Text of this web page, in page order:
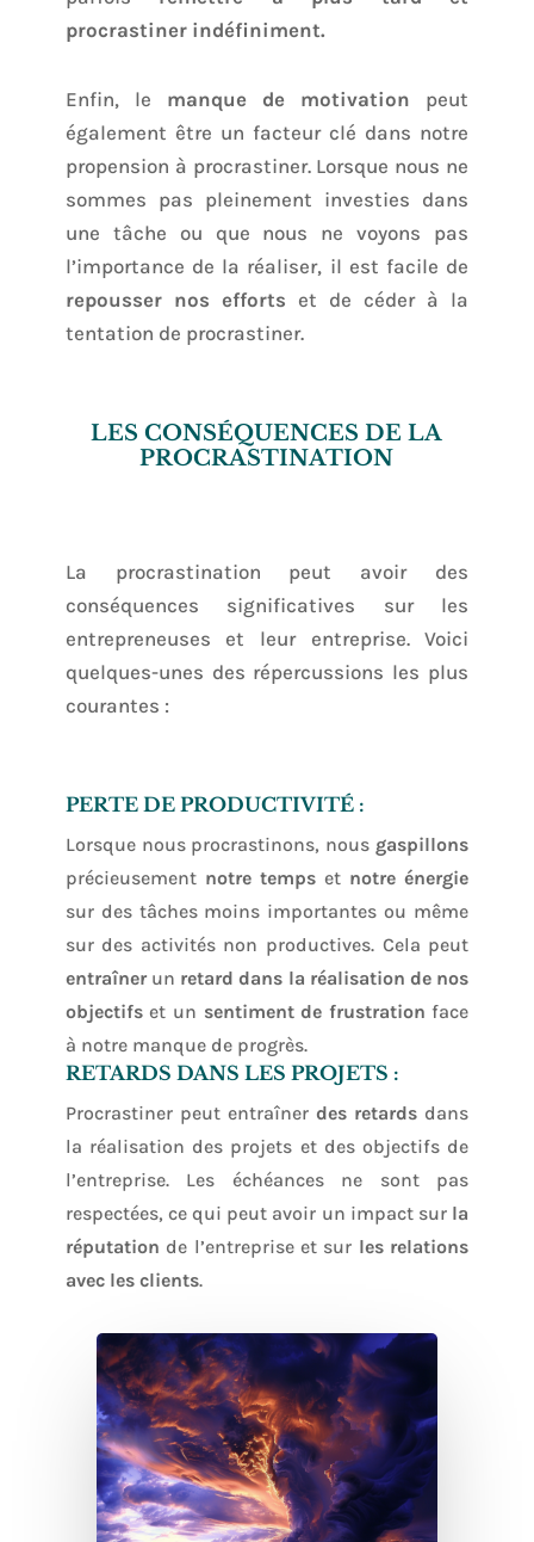
procrastiner indéfiniment.
Enfin, le manque de motivation peut
également être un facteur clé dans notre
propension à procrastiner. Lorsque nous ne
sommes pas pleinement investies dans
une tâche ou que nous ne voyons pas
l’importance de la réaliser, il est facile de
repousser nos efforts et de céder à la
tentation de procrastiner.
LES CONSÉQUENCES DE LA
PROCRASTINATION
La procrastination peut avoir des
conséquences significatives sur les
entrepreneuses et leur entreprise. Voici
quelques-unes des répercussions les plus
courantes :
PERTE DE PRODUCTIVITÉ :
Lorsque nous procrastinons, nous gaspillons
précieusement notre tempset notre énergie
sur des tâches moins importantes ou même
sur des activités non productives. Cela peut
entraînerun retard dans la réalisation de nos
objectifset un sentiment de frustration face
à notre manque de progrès.
RETARDS DANS LES PROJETS :
Procrastiner peut entraîner des retards dans
la réalisation des projets et des objectifs de
l’entreprise. Les échéances ne sont pas
respectées, ce qui peut avoir un impact sur la
réputation de l’entreprise et sur les relations
avec les clients.